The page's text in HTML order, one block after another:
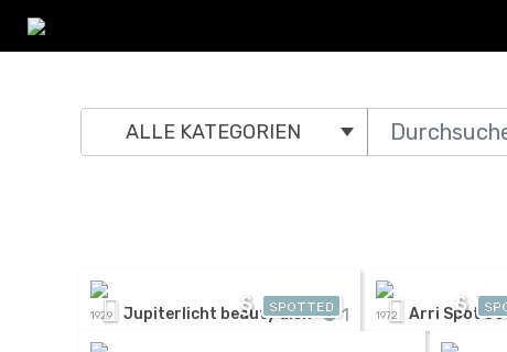
ALLE KATEGORIEN
§ SPOTTED
1929 Jupiterlicht beauty dish 1 §
1972 Arri Spot